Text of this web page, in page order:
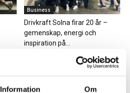
Information Om
Business
Drivkraft Solna firar 20 år –
gemenskap, energi och
inspiration på...